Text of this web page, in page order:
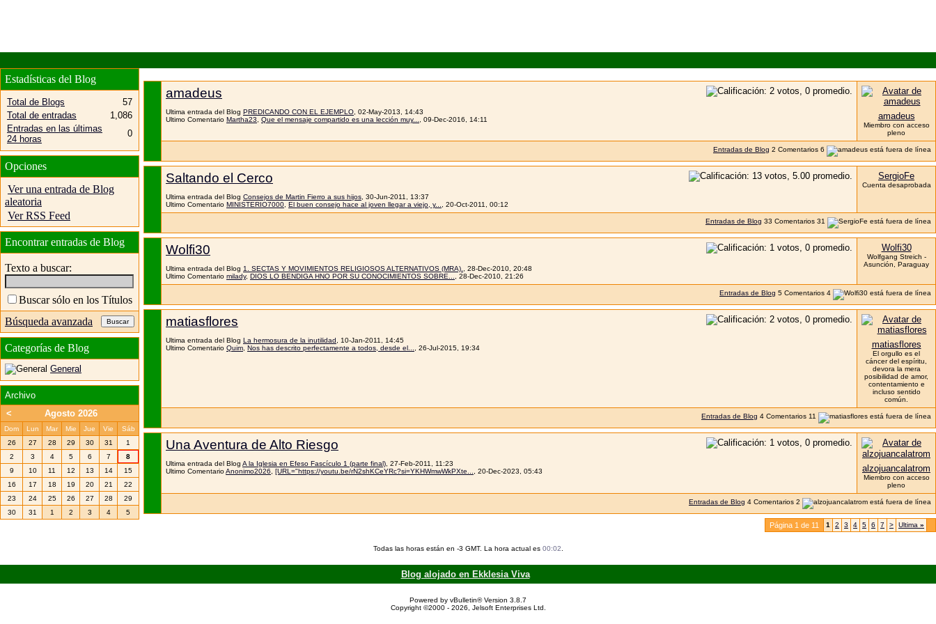
amadeus
Ultima entrada del Blog PREDICANDO CON EL EJEMPLO, 02-May-2013, 14:43
Ultimo Comentario Martha23, Que el mensaje compartido es una lección muy..., 09-Dec-2016, 14:11 amadeus
Miembro con acceso
pleno
Entradas de Blog 2 Comentarios 6
Saltando el Cerco
Ultima entrada del Blog Consejos de Martin Fierro a sus hijos, 30-Jun-2011, 13:37
Ultimo Comentario MINISTERIO7000, El buen consejo hace al joven llegar a viejo, y..., 20-Oct-2011, 00:12
SergioFe
Cuenta desaprobada
Entradas de Blog 33 Comentarios 31
Wolfi30
Ultima entrada del Blog 1. SECTAS Y MOVIMIENTOS RELIGIOSOS ALTERNATIVOS (MRA)., 28-Dec-2010, 20:48
Ultimo Comentario milady, DIOS LO BENDIGA HNO POR SU CONOCIMIENTOS SOBRE..., 28-Dec-2010, 21:26
Wolfi30
Wolfgang Streich -
Asunción, Paraguay
Entradas de Blog 5 Comentarios 4
matiasflores
Ultima entrada del Blog La hermosura de la inutilidad , 10-Jan-2011, 14:45
Ultimo Comentario Quim, Nos has descrito perfectamente a todos, desde el..., 26-Jul-2015, 19:34 matiasflores
El orgullo es el
cáncer del espíritu,
devora la mera
posibilidad de amor,
contentamiento e
incluso sentido
común.
Entradas de Blog 4 Comentarios 11
Una Aventura de Alto Riesgo
Ultima entrada del Blog A la Iglesia en Efeso Fascículo 1 (parte final), 27-Feb-2011, 11:23
Ultimo ComentarioAnonimo2026, [URL="https://youtu.be/rN2shKCeYRc?si=YKHWmwWkPXte..., 20-Dec-2023, 05:43 alzojuancalatrom
Miembro con acceso
pleno
Entradas de Blog 4 Comentarios 2
Página 1 de 11 1 2 3 4 5 6 7 > Ultima »
Estadísticas del Blog
Total de Blogs
57
Total de entradas
1,086
Entradas en las últimas
24 horas
0
Opciones
Ver una entrada de Blog
aleatoria
Ver RSS Feed
Encontrar entradas de Blog
Texto a buscar:
Buscar sólo en los Títulos
Búsqueda avanzada
Categorías de Blog
General
Archivo
<
Agosto 2026
Dom Lun Mar Mie Jue Vie
Sáb
26
27 28 29 30 31
1
2
3 4 5 6 7
8
9
10 11 12 13 14
15
16
17 18 19 20 21
22
23
24 25 26 27 28
29
30
31 1 2 3 4 5
Todas las horas están en -3 GMT. La hora actual es 00:02.
Blog alojado en Ekklesia Viva
Powered by vBulletin® Version 3.8.7
Copyright ©2000 - 2026, Jelsoft Enterprises Ltd.